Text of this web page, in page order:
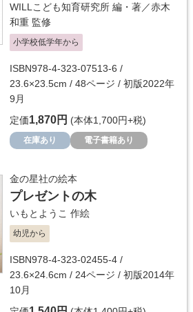
WILLこども知育研究所 編・著／赤木
和重 監修
小学校低学年から
ISBN978-4-323-07513-6 /
23.6×23.5cm / 48ページ / 初版2022年
9月
定価1,870円 (本体1,700円+税)
在庫あり 電子書籍あり
金の星社の絵本
プレゼントの木
いもとようこ 作絵
幼児から
ISBN978-4-323-02455-4 /
23.6×24.6cm / 24ページ / 初版2014年
10月